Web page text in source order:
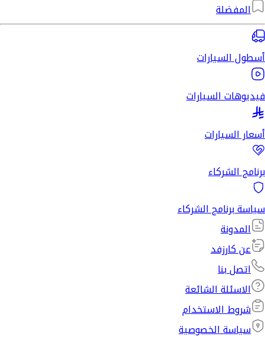
المفضلة
أسطول السيارات
فيديوهات السيارات
أسعار السيارات
برنامج الشركاء
سياسة برنامج الشركاء
المدونة
عن كارزفد
اتصل بنا
الاسئلة الشائعة
شروط الاستخدام
سياسة الخصوصية